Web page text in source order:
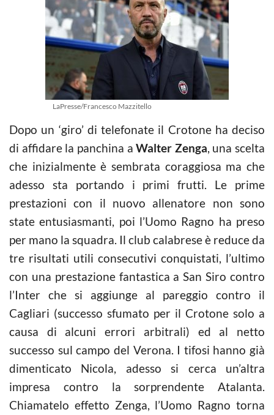
LaPresse/Francesco Mazzitello
Dopo un ‘giro’ di telefonate il Crotone ha deciso
di affidare la panchina aWalter Zenga, una scelta
che inizialmente è sembrata coraggiosa ma che
adesso sta portando i primi frutti. Le prime
prestazioni con il nuovo allenatore non sono
state entusiasmanti, poi l’Uomo Ragno ha preso
per mano la squadra. Il club calabrese è reduce da
tre risultati utili consecutivi conquistati, l’ultimo
con una prestazione fantastica a San Siro contro
l’Inter che si aggiunge al pareggio contro il
Cagliari (successo sfumato per il Crotone solo a
causa di alcuni errori arbitrali) ed al netto
successo sul campo del Verona. I tifosi hanno già
dimenticato Nicola, adesso si cerca un’altra
impresa contro la sorprendente Atalanta.
Chiamatelo effetto Zenga, l’Uomo Ragno torna